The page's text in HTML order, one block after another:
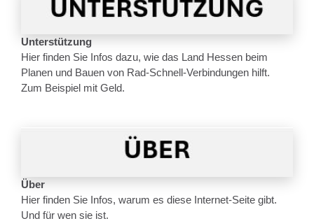
Unterstützung
Hier finden Sie Infos dazu, wie das Land Hessen beim
Planen und Bauen von Rad-Schnell-Verbindungen hilft.
Zum Beispiel mit Geld.
Über
Hier finden Sie Infos, warum es diese Internet-Seite gibt.
Und für wen sie ist.